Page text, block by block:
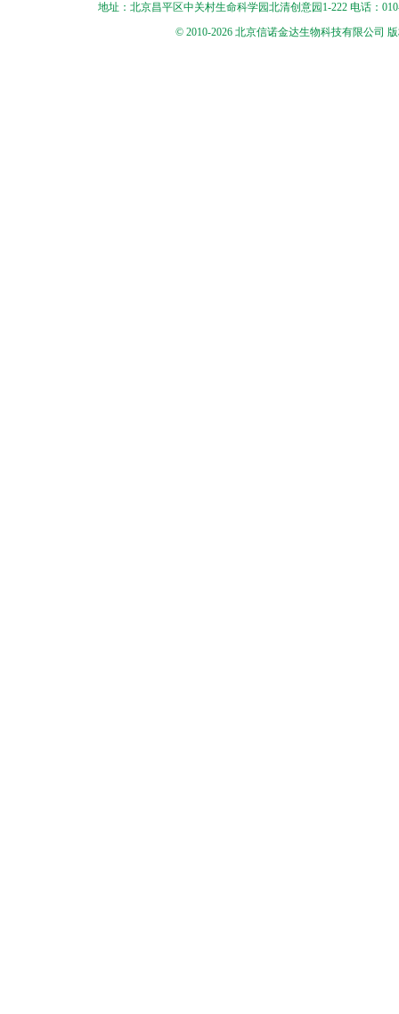
地址：北京昌平区中关村生命科学园北清创意园1-222 电话：
© 2010-2026 北京信诺金达生物科技有限公司